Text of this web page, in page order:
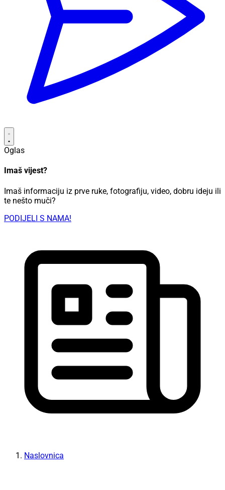
Oglas
Imaš vijest?
Imaš informaciju iz prve ruke, fotografiju, video, dobru ideju ili
te nešto muči?
PODIJELI S NAMA!
Naslovnica